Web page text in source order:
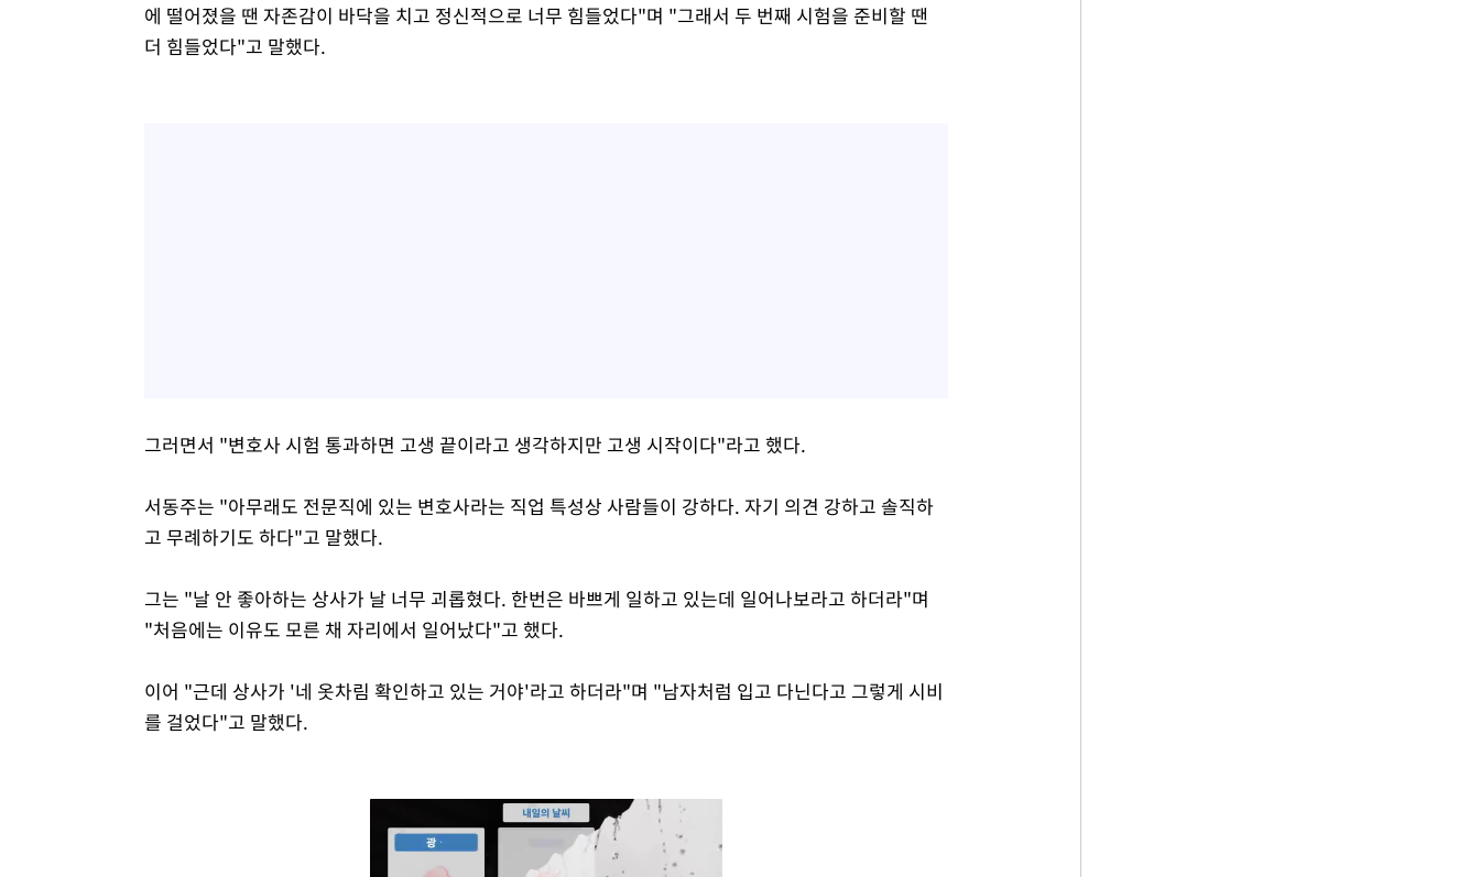
에 떨어졌을 땐 자존감이 바닥을 치고 정신적으로 너무 힘들었다"며 "그래서 두 번째 시험을 준비할 땐
더 힘들었다"고 말했다.
그러면서 "변호사 시험 통과하면 고생 끝이라고 생각하지만 고생 시작이다"라고 했다.
서동주는 "아무래도 전문직에 있는 변호사라는 직업 특성상 사람들이 강하다. 자기 의견 강하고 솔직하
고 무례하기도 하다"고 말했다.
그는 "날 안 좋아하는 상사가 날 너무 괴롭혔다. 한번은 바쁘게 일하고 있는데 일어나보라고 하더라"며
"처음에는 이유도 모른 채 자리에서 일어났다"고 했다.
이어 "근데 상사가 '네 옷차림 확인하고 있는 거야'라고 하더라"며 "남자처럼 입고 다닌다고 그렇게 시비
를 걸었다"고 말했다.